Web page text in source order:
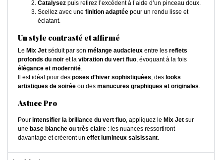
Catalysez puis retirez l’excédent à l’aide d’un pinceau doux.
Scellez avec une finition adaptée pour un rendu lisse et
éclatant.
Un style contrasté et affirmé
Le Mix Jet séduit par son mélange audacieux entre les reflets
profonds du noir et la vibration du vert fluo, évoquant à la fois
élégance et modernité.
Il est idéal pour des poses d’hiver sophistiquées, des looks
artistiques de soirée ou des manucures graphiques et originales.
Astuce Pro
Pour intensifier la brillance du vert fluo, appliquez le Mix Jet sur
une base blanche ou très claire : les nuances ressortiront
davantage et créeront un effet lumineux saisissant.